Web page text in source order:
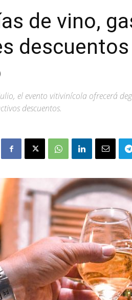
de vino,
el evento vitivinícola ofrecerá
descuentos.